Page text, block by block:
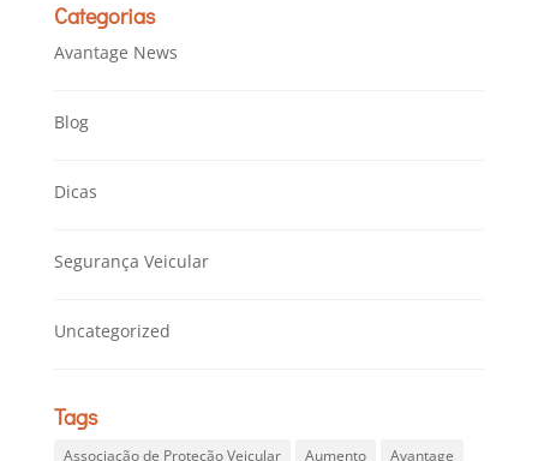
Categorias
Avantage News
Blog
Dicas
Segurança Veicular
Uncategorized
Tags
Associação de Proteção Veicular Aumento
Avantage